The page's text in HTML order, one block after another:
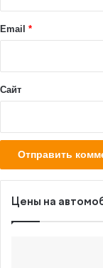
йEmail *
Сайт
Цены на